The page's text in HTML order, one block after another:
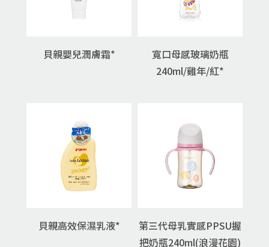
貝親嬰兒潤膚霜*
寬口母感玻璃奶瓶
240ml/雞年/紅*
貝親高效保濕乳液*
第三代母乳實感PPSU握
把奶瓶240ml(浪漫花園)